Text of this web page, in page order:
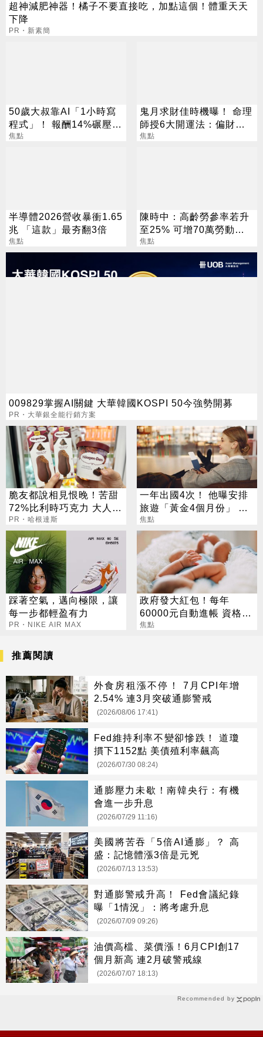
超神減肥神器！橘子不要直接吃，加點這個！體重天天
下降
PR・新素簡
50歲大叔靠AI「1小時寫
程式」！ 報酬14%碾壓標
普 直接辭職去炒股
焦點
鬼月求財佳時機曝！ 命理
師授6大開運法：偏財
「用想的」就行
焦點
半導體2026營收暴衝1.65
兆 「這款」最夯翻3倍
焦點
陳時中：高齡勞參率若升
至25% 可增70萬勞動人
口
焦點
009829掌握AI關鍵 大華韓國KOSPI 50今強勢開募
PR・大華銀全能行銷方案
脆友都說相見恨晚！苦甜
72%比利時巧克力 大人味
爆紅！
PR・哈根達斯
一年出國4次！ 他曝安排
旅遊「黃金4個月份」 卡
對整年活在期待中
焦點
踩著空氣，邁向極限，讓
每一步都輕盈有力
PR・NIKE AIR MAX
政府發大紅包！每年
60000元自動進帳 資格一
次看
焦點
Recommended by
推薦閱讀
外食房租漲不停！ 7月CPI年增
2.54% 連3月突破通膨警戒
(2026/08/06 17:41)
Fed維持利率不變卻慘跌！ 道瓊
摜下1152點 美債殖利率飆高
(2026/07/30 08:24)
通膨壓力未歇！南韓央行：有機
會進一步升息
(2026/07/29 11:16)
美國將苦吞「5倍AI通膨」？ 高
盛：記憶體漲3倍是元兇
(2026/07/13 13:53)
對通膨警戒升高！ Fed會議紀錄
曝「1情況」：將考慮升息
(2026/07/09 09:26)
油價高檔、菜價漲！6月CPI創17
個月新高 連2月破警戒線
(2026/07/07 18:13)